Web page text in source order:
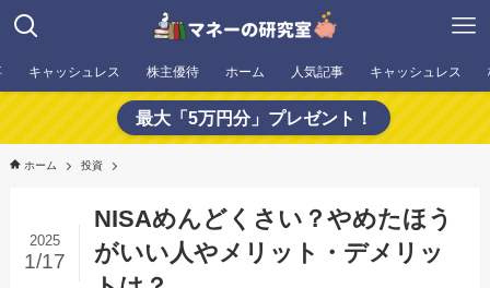
キャッシュレス 株主優待 ホーム 人気記事 キャッシュレス
最大「5万円分」プレゼント！
ホーム 投資
NISAめんどくさい？やめたほう
がいい人やメリット・デメリッ
2025
1/17